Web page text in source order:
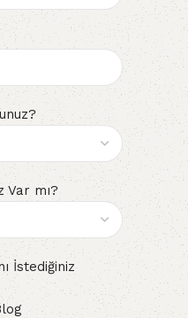
Var mı?
İstediğiniz